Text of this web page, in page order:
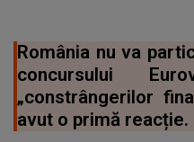
România nu va
concursului
„constrângerilor
avut o primă reacție.